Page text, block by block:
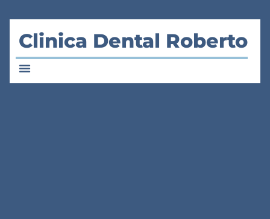
Clinica Dental Roberto